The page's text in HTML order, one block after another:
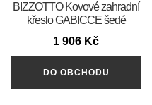
BIZZOTTO Kovové zahradní
křeslo GABICCE šedé
1 906 Kč
DO OBCHODU